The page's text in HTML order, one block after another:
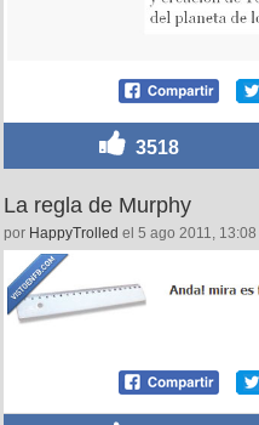
3518
La regla de Murphy
por HappyTrolled el 5 ago 2011, 13:08